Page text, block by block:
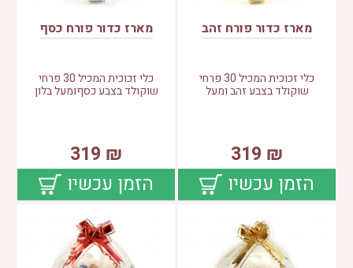
מארז כדור פורח זהב
כלי זכוכית המכיל 30 פרחי
שוקולד בצבע זהב ומעל
₪
319
הזמן עכשיו
מארז כדור פורח כסף
כלי זכוכית המכיל 30 פרחי
שוקולד בצבע כסףומעל בלון
₪
319
הזמן עכשיו